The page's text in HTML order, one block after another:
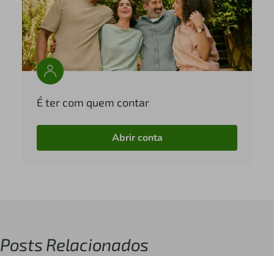
É ter com quem contar
Abrir conta
Posts Relacionados